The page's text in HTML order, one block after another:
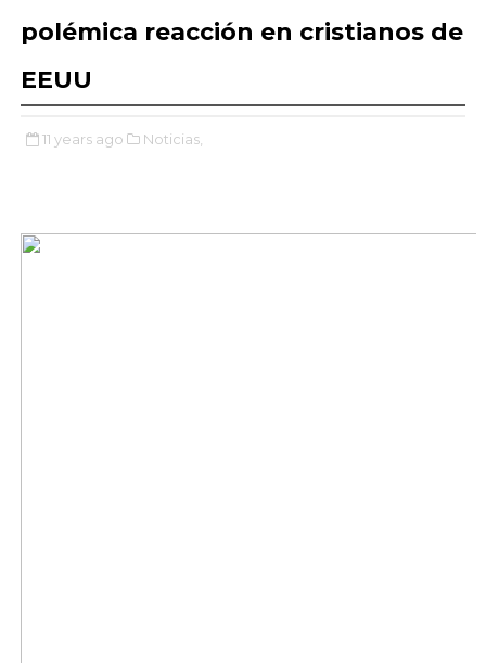
polémica reacción en cristianos de
EEUU
11 years ago Noticias,